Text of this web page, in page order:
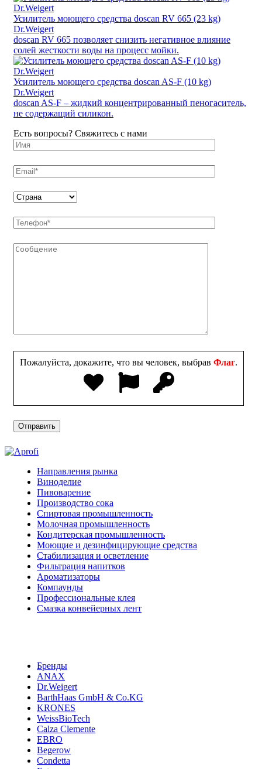
Усилитель моющего средства doscan RV 665 (23 kg)
Dr.Weigert
doscan RV 665 позволяет снизить негативное влияние
солей жесткости воды на процесс мойки.
Усилитель моющего средства doscan AS-F (10 kg)
Dr.Weigert
doscan AS-F – жидкий концентрированный пеногаситель,
не содержащий силикон.
Есть вопросы? Свяжитесь с нами
Пожалуйста, докажите, что вы человек, выбрав Флаг.
Направления рынка
Виноделие
Пивоварение
Производство сока
Спиртовая промышленность
Молочная промышленность
Кондитерская промышленность
Моющие и дезинфицирующие средства
Стабилизация и осветление
Фильтрация напитков
Ароматизаторы
Компаунды
Профессиональные клея
Смазка конвейерных лент
Бренды
ANAX
Dr.Weigert
BarthHaas GmbH & Co.KG
KRONES
WeissBioTech
Calza Clemente
EBRO
Begerow
Condetta